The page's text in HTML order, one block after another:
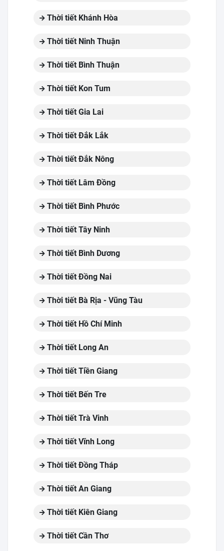
Thời tiết Khánh Hòa
Thời tiết Ninh Thuận
Thời tiết Bình Thuận
Thời tiết Kon Tum
Thời tiết Gia Lai
Thời tiết Đắk Lắk
Thời tiết Đắk Nông
Thời tiết Lâm Đồng
Thời tiết Bình Phước
Thời tiết Tây Ninh
Thời tiết Bình Dương
Thời tiết Đồng Nai
Thời tiết Bà Rịa - Vũng Tàu
Thời tiết Hồ Chí Minh
Thời tiết Long An
Thời tiết Tiền Giang
Thời tiết Bến Tre
Thời tiết Trà Vinh
Thời tiết Vĩnh Long
Thời tiết Đồng Tháp
Thời tiết An Giang
Thời tiết Kiên Giang
Thời tiết Cần Thơ